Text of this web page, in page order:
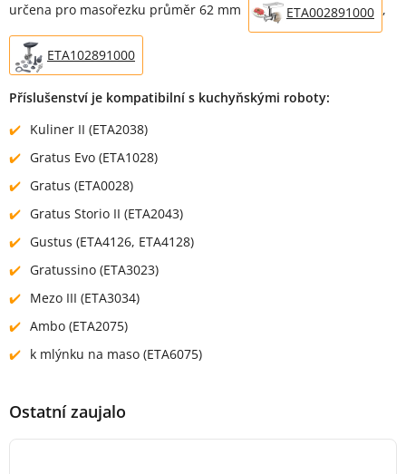
určena pro masořezku průměr 62 mm ETA002891000 ,
ETA102891000
Příslušenství je kompatibilní s kuchyňskými roboty:
Kuliner II (ETA2038)
Gratus Evo (ETA1028)
Gratus (ETA0028)
Gratus Storio II (ETA2043)
Gustus (ETA4126, ETA4128)
Gratussino (ETA3023)
Mezo III (ETA3034)
Ambo (ETA2075)
k mlýnku na maso (ETA6075)
Ostatní zaujalo